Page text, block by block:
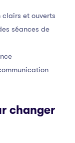
et ouverts
séances de
changer